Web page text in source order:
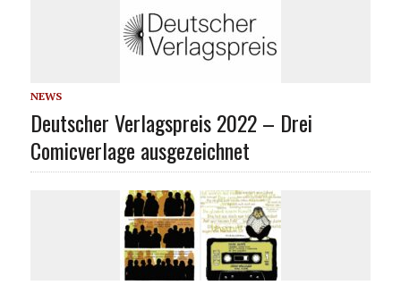
NEWS
Deutscher Verlagspreis 2022 – Drei
Comicverlage ausgezeichnet